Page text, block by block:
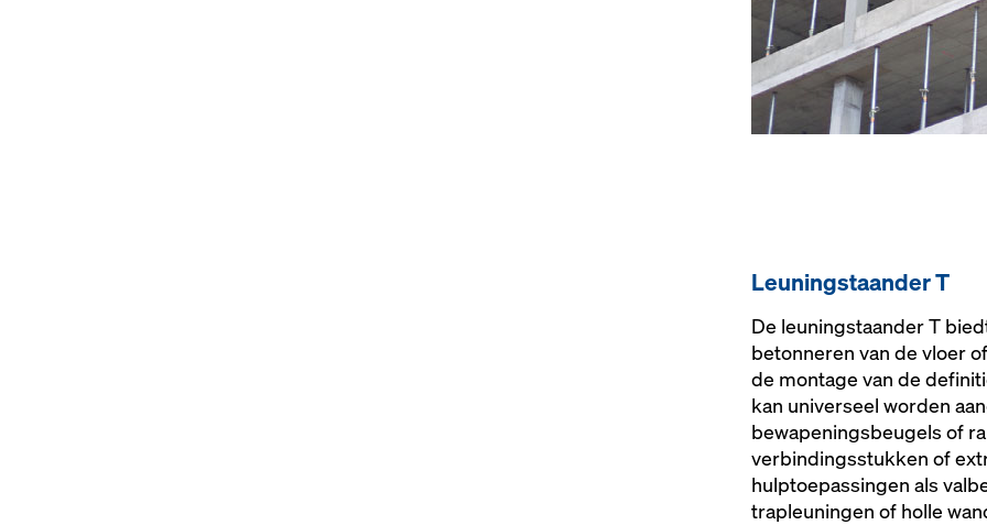
Leu­ningstaan­der T
De leuningstaander T
betonneren van de vloer
de montage van de
kan universeel worden
bewapeningsbeugels of
verbindingsstukken of
hulptoepassingen als
trapleuningen of holle